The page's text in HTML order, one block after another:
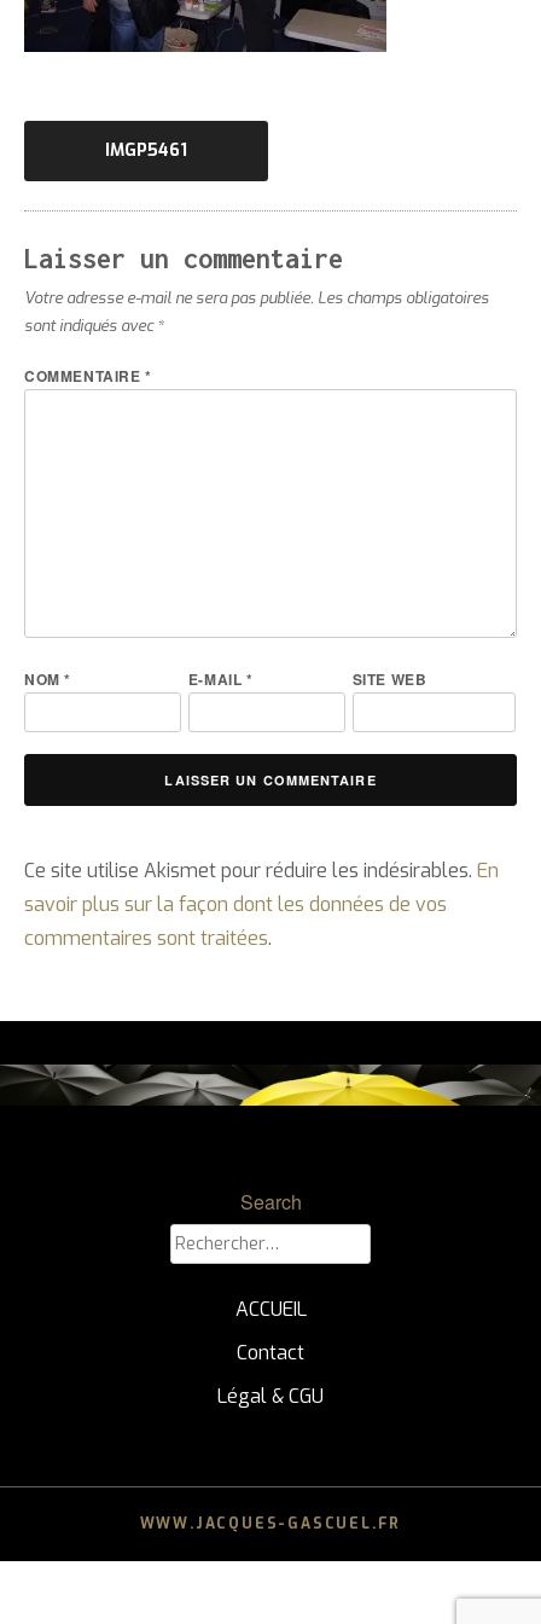
Navigation
de
l’article
IMGP5461
Laisser un commentaire
Votre adresse e-mail ne sera pas publiée. Les champs obligatoires
sont indiqués avec*
COMMENTAIRE*
NOM* E-MAIL * SITE WEB
Ce site utilise Akismet pour réduire les indésirables. En
savoir plus sur la façon dont les données de vos
commentaires sont traitées.
Search
Rechercher :
ACCUEIL
Contact
Légal & CGU
WWW.JACQUES-GASCUEL.FR